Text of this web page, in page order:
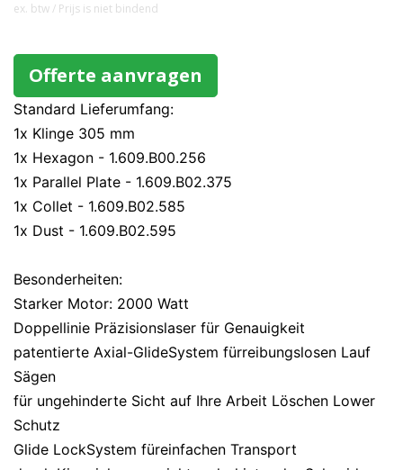
ex. btw / Prijs is niet bindend
Offerte aanvragen
Standard Lieferumfang:
1x Klinge 305 mm
1x Hexagon - 1.609.B00.256
1x Parallel Plate - 1.609.B02.375
1x Collet - 1.609.B02.585
1x Dust - 1.609.B02.595
Besonderheiten:
Starker Motor: 2000 Watt
Doppellinie Präzisionslaser für Genauigkeit
patentierte Axial-GlideSystem fürreibungslosen Lauf
Sägen
für ungehinderte Sicht auf Ihre Arbeit Löschen Lower
Schutz
Glide LockSystem füreinfachen Transport